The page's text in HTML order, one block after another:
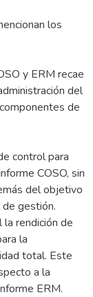
los
y ERM recae
del
de
control para
COSO, sin
del objetivo
gestión.
rendición de
la
total. Este
a la
ERM.